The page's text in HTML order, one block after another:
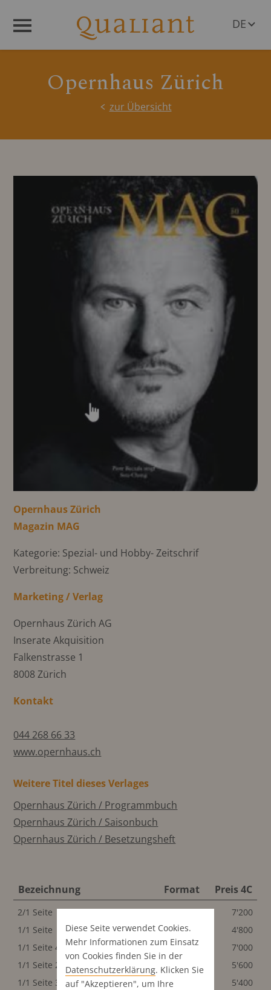
DE
Opernhaus Zürich
zur Übersicht
Opernhaus Zürich
Magazin MAG
Kategorie: Spezial- und Hobby- Zeitschrif
Verbreitung: Schweiz
Marketing / Verlag
Opernhaus Zürich AG
Inserate Akquisition
Falkenstrasse 1
8008 Zürich
Kontakt
044 268 66 33
www.opernhaus.ch
Weitere Titel dieses Verlages
Opernhaus Zürich / Programmbuch
Opernhaus Zürich / Saisonbuch
Opernhaus Zürich / Besetzungsheft
Bezeichnung Format Preis 4C
2/1 Seite 404x281 mm
7'200
1/1 Seite
194x281 mm
4'800
1/1 Seite 4.Umschlagseite
194x281 mm
7'000
1/1 Seite 2.Umschlagseite
194x281 mm
5'600
1/1 Seite 3.Umschlagseite
194x281 mm
5'400
Diese Seite verwendet Cookies.
Mehr Informationen zum Einsatz
von Cookies finden Sie in der
Datenschutz­erklärung. Klicken Sie
auf "Akzeptieren", um Ihre